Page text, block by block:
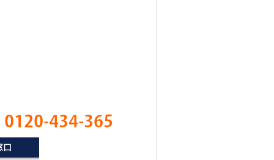
0120-434-365